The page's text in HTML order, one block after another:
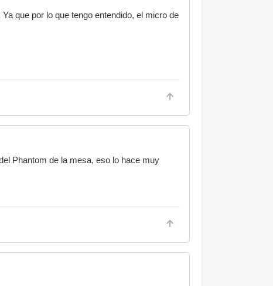
que por lo que tengo entendido, el micro de
Phantom de la mesa, eso lo hace muy